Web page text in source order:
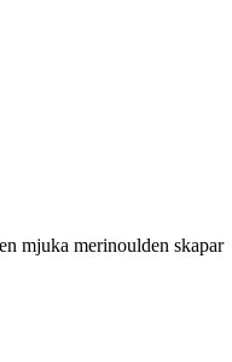
mjuka merinoulden skapar